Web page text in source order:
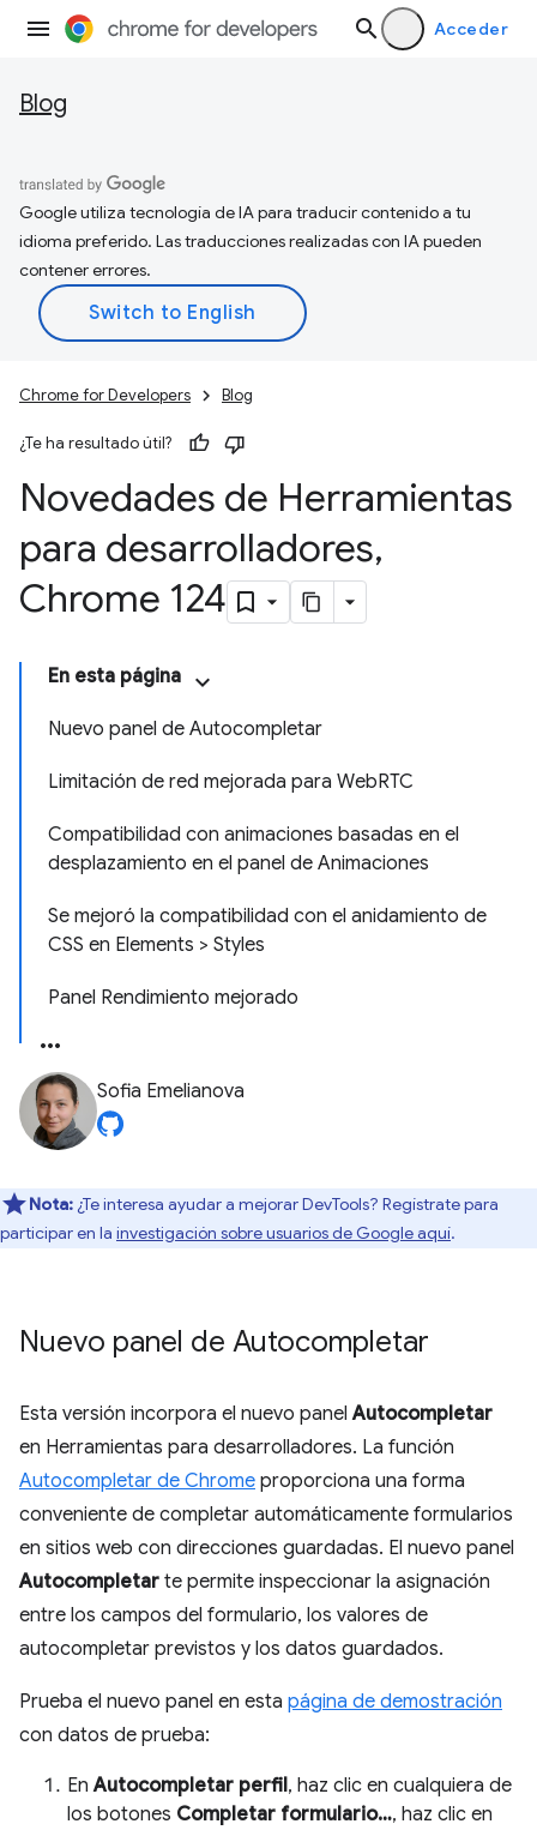
Acceder
Blog
Google utiliza tecnología de IA para traducir contenido a tu
idioma preferido. Las traducciones realizadas con IA pueden
contener errores.
Chrome for Developers Blog
¿Te ha resultado útil?
Novedades de Herramientas
para desarrolladores,
Chrome 124
En esta página
Nuevo panel de Autocompletar
Limitación de red mejorada para WebRTC
Compatibilidad con animaciones basadas en el
desplazamiento en el panel de Animaciones
Se mejoró la compatibilidad con el anidamiento de
CSS en Elements > Styles
Panel Rendimiento mejorado
Sofia Emelianova
Nota: ¿Te interesa ayudar a mejorar DevTools? Regístrate para
participar en la investigación sobre usuarios de Google aquí.
Nuevo panel de Autocompletar
Esta versión incorpora el nuevo panelAutocompletar
en Herramientas para desarrolladores. La función
Autocompletar de Chrome proporciona una forma
conveniente de completar automáticamente formularios
en sitios web con direcciones guardadas. El nuevo panel
Autocompletar te permite inspeccionar la asignación
entre los campos del formulario, los valores de
autocompletar previstos y los datos guardados.
Prueba el nuevo panel en esta página de demostración
con datos de prueba:
EnAutocompletar perfil, haz clic en cualquiera de
los botones Completar formulario…, haz clic en